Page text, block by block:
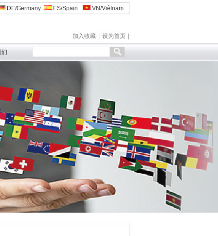
DE/Germany ES/Spain VN/Việtnam
设为首页
加入收藏
们